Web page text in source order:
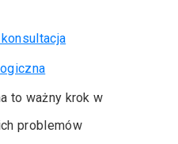
to ważny krok w
problemów